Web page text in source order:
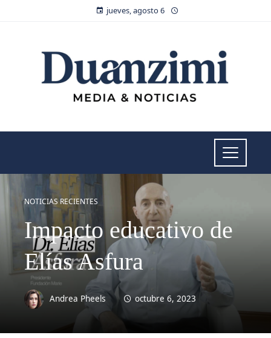
jueves, agosto 6
NOTICIAS RECIENTES
Impacto educativo de
Elías Asfura
Andrea Pheels octubre 6, 2023